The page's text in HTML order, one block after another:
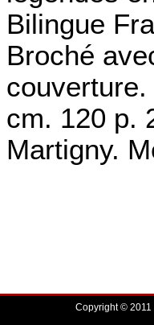
Bilingue
Broché
cm. 120 p.
Martigny.
Copyright © 2011